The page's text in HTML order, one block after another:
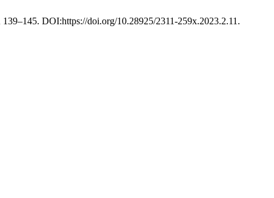
DOI:https://doi.org/10.28925/2311-259x.2023.2.11.